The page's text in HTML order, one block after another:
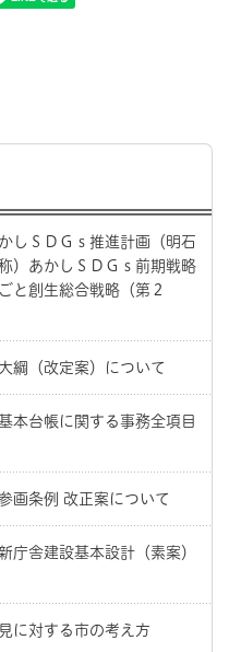
しＳＤＧｓ推進計画（明石
）あかしＳＤＧｓ前期戦略
と創生総合戦略（第２
綱（改定案）について
本台帳に関する事務全項目
画条例 改正案について
庁舎建設基本設計（素案）
に対する市の考え方